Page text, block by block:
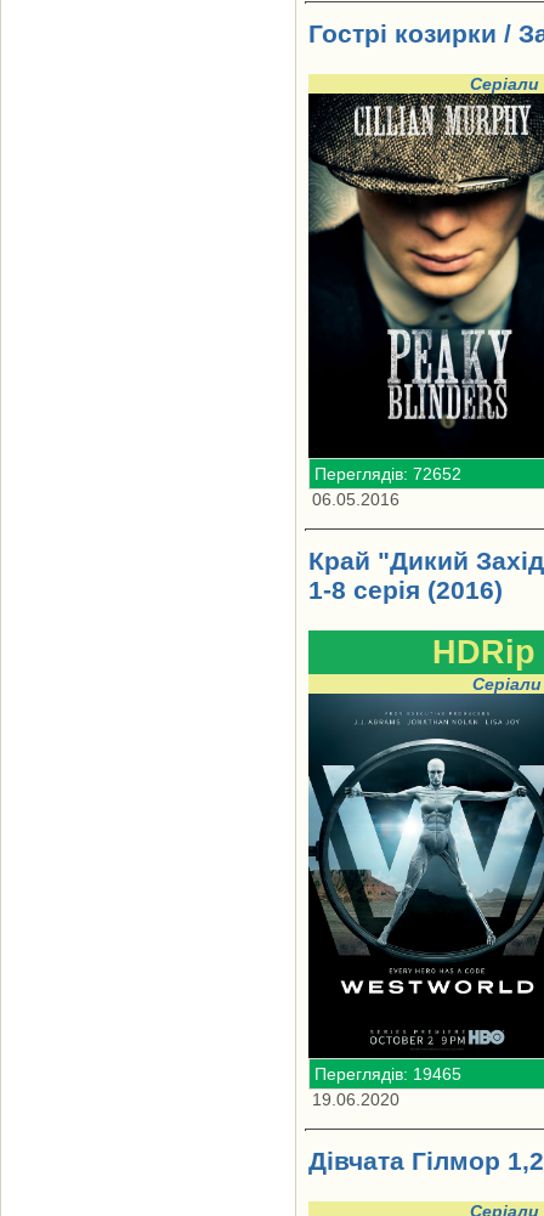
Гострі козирки /
Серіали
Переглядів: 72652
06.05.2016
Край "Дикий
1-8 серія (2016)
HDRip
Серіали
Переглядів: 19465
19.06.2020
Дівчата Гілмор
Серіали